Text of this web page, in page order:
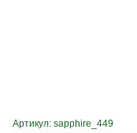
Артикул: sapphire_449